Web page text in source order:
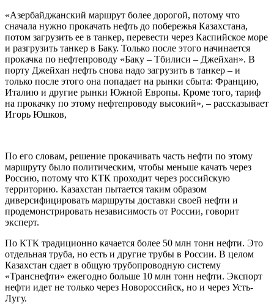
«Азербайджанский маршрут более дорогой, потому что
сначала нужно прокачать нефть до побережья Казахстана,
потом загрузить ее в танкер, перевести через Каспийское море
и разгрузить танкер в Баку. Только после этого начинается
прокачка по нефтепроводу «Баку – Тбилиси – Джейхан». В
порту Джейхан нефть снова надо загрузить в танкер – и
только после этого она попадает на рынки сбыта: Францию,
Италию и другие рынки Южной Европы. Кроме того, тариф
на прокачку по этому нефтепроводу высокий», – рассказывает
Игорь Юшков,
По его словам, решение прокачивать часть нефти по этому
маршруту было политическим, чтобы меньше качать через
Россию, потому что КТК проходит через российскую
территорию. Казахстан пытается таким образом
диверсифицировать маршруты доставки своей нефти и
продемонстрировать независимость от России, говорит
эксперт.
По КТК традиционно качается более 50 млн тонн нефти. Это
отдельная труба, но есть и другие трубы в России. В целом
Казахстан сдает в общую трубопроводную систему
«Транснефти» ежегодно больше 10 млн тонн нефти. Экспорт
нефти идет не только через Новороссийск, но и через Усть-
Лугу.